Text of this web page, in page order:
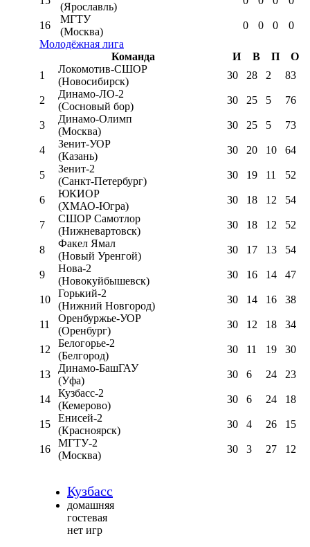
(Ярославль)
16
МГТУ
(Москва)
0 0 0
0
Молодёжная лига
Команда
И В П
О
1
Локомотив-CШОР
(Новосибирск)
30 28 2 83
2
Динамо-ЛО-2
(Сосновый бор)
30 25 5 76
3
Динамо-Олимп
(Москва)
30 25 5 73
4
Зенит-УОР
(Казань)
30 20 10 64
5
Зенит-2
(Санкт-Петербург)
30 19 11 52
6
ЮКИОР
(ХМАО-Югра)
30 18 12 54
7
СШОР Самотлор
(Нижневартовск)
30 18 12 52
8
Факел Ямал
(Новый Уренгой)
30 17 13 54
9
Нова-2
(Новокуйбышевск)
30 16 14 47
10
Горький-2
(Нижний Новгород)
30 14 16 38
11
Оренбуржье-УОР
(Оренбург)
30 12 18 34
12
Белогорье-2
(Белгород)
30 11 19 30
13
Динамо-БашГАУ
(Уфа)
30 6 24 23
14
Кузбасс-2
(Кемерово)
30 6 24 18
15
Енисей-2
(Красноярск)
30 4 26 15
16
МГТУ-2
(Москва)
30 3 27 12
Кузбасс
домашняя
гостевая
нет игр